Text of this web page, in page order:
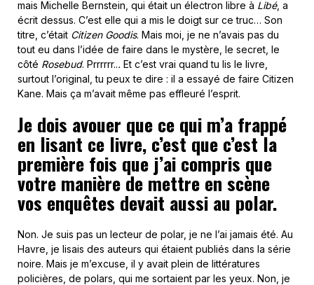
mais Michelle Bernstein, qui était un électron libre à Libé, a
écrit dessus. C’est elle qui a mis le doigt sur ce truc… Son
titre, c’était Citizen Goodis. Mais moi, je ne n’avais pas du
tout eu dans l’idée de faire dans le mystère, le secret, le
côté Rosebud. Prrrrrr... Et c’est vrai quand tu lis le livre,
surtout l’original, tu peux te dire : il a essayé de faire Citizen
Kane. Mais ça m’avait même pas effleuré l’esprit.
Je dois avouer que ce qui m’a frappé
en lisant ce livre, c’est que c’est la
première fois que j’ai compris que
votre manière de mettre en scène
vos enquêtes devait aussi au polar.
Non. Je suis pas un lecteur de polar, je ne l’ai jamais été. Au
Havre, je lisais des auteurs qui étaient publiés dans la série
noire. Mais je m’excuse, il y avait plein de littératures
policières, de polars, qui me sortaient par les yeux. Non, je